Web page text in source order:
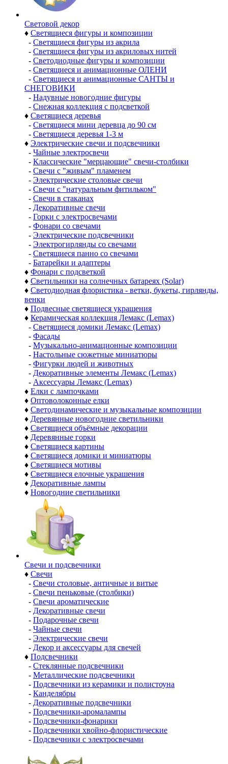
Световой декор
♦ Светящиеся фигуры и композиции
- Светящиеся фигуры из акрила
- Светящиеся фигуры из акриловых нитей
- Светодиодные фигуры и композиции
- Светящиеся и анимационные ОЛЕНИ
- Светящиеся и анимационные САНТЫ и
СНЕГОВИКИ
- Надувные новогодние фигуры
- Снежная коллекция с подсветкой
♦ Светящиеся деревья
- Светящиеся мини деревца до 90 см
- Светящиеся деревья 1-3 м
♦ Электрические свечи и подсвечники
- Чайные электросвечи
- Классические "мерцающие" свечи-столбики
- Свечи с "живым" пламенем
- Электрические столовые свечи
- Свечи с "натуральным фитильком"
- Свечи в стаканах
- Декоративные свечи
- Горки с электросвечами
- Фонари со свечами
- Электрические подсвечники
- Электрогирлянды со свечами
- Светящиеся панно со свечами
- Батарейки и адаптеры
♦ Фонари с подсветкой
♦ Светильники на солнечных батареях (Solar)
♦ Светодиодная флористика - ветки, букеты, гирлянды,
венки
♦ Подвесные светящиеся украшения
♦ Керамическая коллекция Лемакс (Lemax)
- Светящиеся домики Лемакс (Lemax)
- Фасады
- Музыкально-анимационные композиции
- Настольные сюжетные миниатюры
- Фигурки людей и животных
- Декоративные элементы Лемакс (Lemax)
- Аксессуары Лемакс (Lemax)
♦ Елки с лампочками
♦ Оптоволоконные елки
♦ Светодинамические и музыкальные композиции
♦ Деревянные новогодние светильники
♦ Светящиеся объёмные декорации
♦ Деревянные горки
♦ Светящиеся картины
♦ Светящиеся домики и миниатюры
♦ Светящиеся мотивы
♦ Светящиеся елочные украшения
♦ Декоративные лампы
♦ Новогодние светильники
Свечи и подсвечники
♦ Свечи
- Свечи столовые, античные и витые
- Свечи пеньковые (столбики)
- Свечи ароматические
- Декоративные свечи
- Подарочные свечи
- Чайные свечи
- Электрические свечи
- Декор и аксессуары для свечей
♦ Подсвечники
- Стеклянные подсвечники
- Металлические подсвечники
- Подсвечники из керамики и полистоуна
- Канделябры
- Декоративные подсвечники
- Подсвечники-аромалампы
- Подсвечники-фонарики
- Подсвечники хвойно-флористические
- Подсвечники с электросвечами